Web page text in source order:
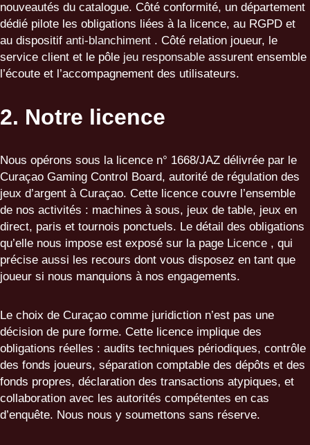
nouveautés du catalogue. Côté conformité, un département
dédié pilote les obligations liées à la licence, au RGPD et
au dispositif anti-blanchiment . Côté relation joueur, le
service client et le pôle jeu responsable assurent ensemble
l’écoute et l’accompagnement des utilisateurs.
2. Notre licence
Nous opérons sous la licence n° 1668/JAZ délivrée par le
Curaçao Gaming Control Board, autorité de régulation des
jeux d’argent à Curaçao. Cette licence couvre l’ensemble
de nos activités : machines à sous, jeux de table, jeux en
direct, paris et tournois ponctuels. Le détail des obligations
qu’elle nous impose est exposé sur la page Licence , qui
précise aussi les recours dont vous disposez en tant que
joueur si nous manquions à nos engagements.
Le choix de Curaçao comme juridiction n’est pas une
décision de pure forme. Cette licence implique des
obligations réelles : audits techniques périodiques, contrôle
des fonds joueurs, séparation comptable des dépôts et des
fonds propres, déclaration des transactions atypiques, et
collaboration avec les autorités compétentes en cas
d’enquête. Nous nous y soumettons sans réserve.